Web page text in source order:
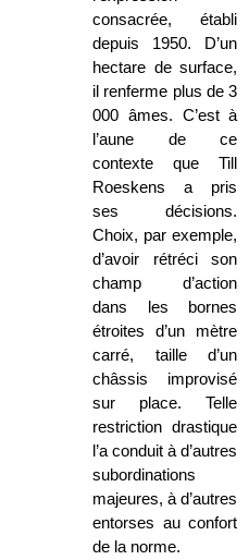
consacrée, établi
depuis 1950. D’un
hectare de surface,
il renferme plus de 3
000 âmes. C’est à
l’aune de ce
contexte que Till
Roeskens a pris
ses décisions.
Choix, par exemple,
d’avoir rétréci son
champ d’action
dans les bornes
étroites d’un mètre
carré, taille d’un
châssis improvisé
sur place. Telle
restriction drastique
l’a conduit à d’autres
subordinations
majeures, à d’autres
entorses au confort
de la norme.